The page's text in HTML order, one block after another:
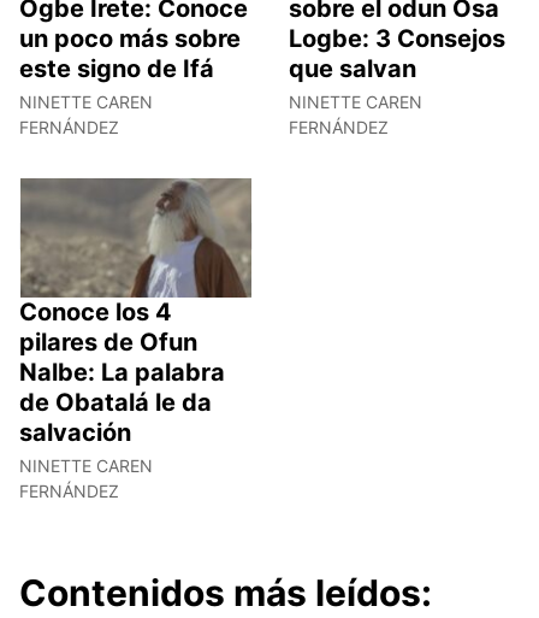
Ogbe Irete: Conoce
un poco más sobre
este signo de Ifá
NINETTE CAREN
FERNÁNDEZ
sobre el odun Osa
Logbe: 3 Consejos
que salvan
NINETTE CAREN
FERNÁNDEZ
Conoce los 4
pilares de Ofun
Nalbe: La palabra
de Obatalá le da
salvación
NINETTE CAREN
FERNÁNDEZ
Contenidos más leídos: